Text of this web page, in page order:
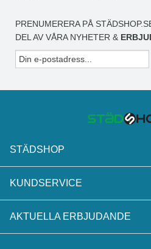
PRENUMERERA PÅ
DEL AV VÅRA NYHETER &
STÄDSHOP
KUNDSERVICE
AKTUELLA ERBJUDANDE